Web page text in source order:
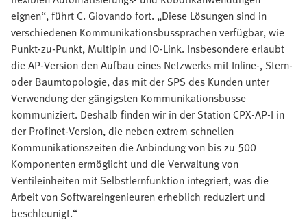
eignen“, führt C. Giovando fort. „Diese Lösungen sind in
verschiedenen Kommunikationsbussprachen verfügbar, wie
Punkt-zu-Punkt, Multipin und IO-Link. Insbesondere erlaubt
die AP-Version den Aufbau eines Netzwerks mit Inline-, Stern-
oder Baumtopologie, das mit der SPS des Kunden unter
Verwendung der gängigsten Kommunikationsbusse
kommuniziert. Deshalb finden wir in der Station CPX-AP-I in
der Profinet-Version, die neben extrem schnellen
Kommunikationszeiten die Anbindung von bis zu 500
Komponenten ermöglicht und die Verwaltung von
Ventileinheiten mit Selbstlernfunktion integriert, was die
Arbeit von Softwareingenieuren erheblich reduziert und
beschleunigt.“